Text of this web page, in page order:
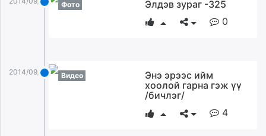
Фото
Элдэв зураг -325
0
2014/09/03 Видео
Энэ эрээс ийм
хоолой гарна гэж үү
/бичлэг/
4